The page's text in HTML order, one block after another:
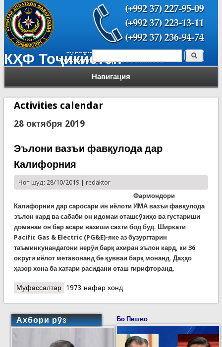
КҲФ Тоҷикистон
Навигация
Форма поиска Поиск
Activities calendar
28 октября 2019
Эълони вазъи фавқулода дар
Калифорния
Чоп шуд: 28/10/2019 | redaktor
Фармондори
Калифорния дар саросари ин иёлоти ИМА вазъи фавқулода
эълон кард ва сабаби он идомаи оташсӯзиҳо ва густариши
доманаи он бар асари вазиши сахти бод буд. Ширкати
Pacific Gas & Electric (PG&E)-яке аз бузургтарин
таъминкунандагони нерӯи барқ ахиран эълон кард, ки 36
округи иёлот метавонанд бе қувваи барқ монанд. Даҳҳо
ҳазор хона ба хатари расидани оташ гирифторанд.
Муфассалтаро Эълони вазъи фавқулода дар Калифорния
1973 нафар хонд
Ахбори рӯз Бо Пешво